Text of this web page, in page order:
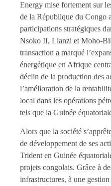
Energy mise fortement sur
de la République du Congo
participations stratégiques
Nsoko II, Lianzi et Moho-
transaction a marqué
énergétique en Afrique
déclin de la production des
l’amélioration de la
local dans les opérations
tels que la Guinée
Alors que la société
de développement de ses
Trident en Guinée
projets congolais. Grâce à
infrastructures, à une